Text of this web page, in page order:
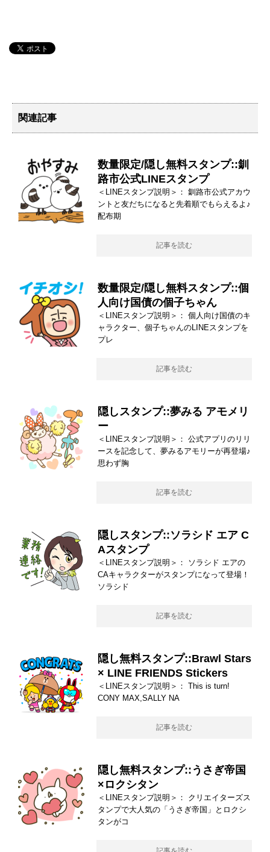
関連記事
数量限定/隠し無料スタンプ::釧
路市公式LINEスタンプ
＜LINEスタンプ説明＞： 釧路市公式アカウ
ントと友だちになると先着順でもらえるよ♪
配布期
記事を読む
数量限定/隠し無料スタンプ::個
人向け国債の個子ちゃん
＜LINEスタンプ説明＞： 個人向け国債のキ
ャラクター、個子ちゃんのLINEスタンプを
プレ
記事を読む
隠しスタンプ::夢みる アモメリ
ー
＜LINEスタンプ説明＞： 公式アプリのリリ
ースを記念して、夢みるアモリーが再登場♪
思わず胸
記事を読む
隠しスタンプ::ソラシド エア C
Aスタンプ
＜LINEスタンプ説明＞： ソラシド エアの
CAキャラクターがスタンプになって登場！
ソラシド
記事を読む
隠し無料スタンプ::Brawl Stars
× LINE FRIENDS Stickers
＜LINEスタンプ説明＞： This is turn!
CONY MAX,SALLY NA
記事を読む
隠し無料スタンプ::うさぎ帝国
×ロクシタン
＜LINEスタンプ説明＞： クリエイターズス
タンプで大人気の「うさぎ帝国」とロクシ
タンがコ